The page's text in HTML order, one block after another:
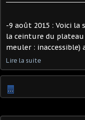
-9 août 2015 : Voici
la ceinture du plateau
meuler : inaccessible)
Lire la suite
…